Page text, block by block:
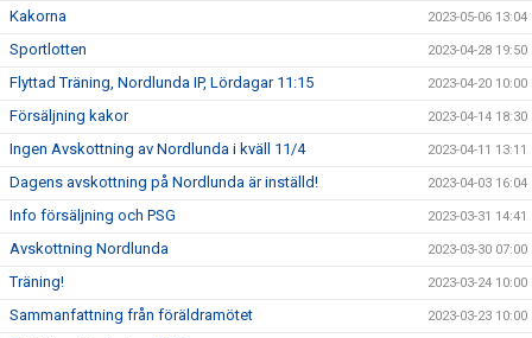
Kakorna 2023-05-06 13:04
Sportlotten 2023-04-28 19:50
Flyttad Träning, Nordlunda IP, Lördagar 11:15 2023-04-20 10:00
Försäljning kakor 2023-04-14 18:30
Ingen Avskottning av Nordlunda i kväll 11/4 2023-04-11 13:11
Dagens avskottning på Nordlunda är inställd! 2023-04-03 16:04
Info försäljning och PSG 2023-03-31 14:41
Avskottning Nordlunda 2023-03-30 07:00
Träning! 2023-03-24 10:00
Sammanfattning från föräldramötet 2023-03-23 10:00